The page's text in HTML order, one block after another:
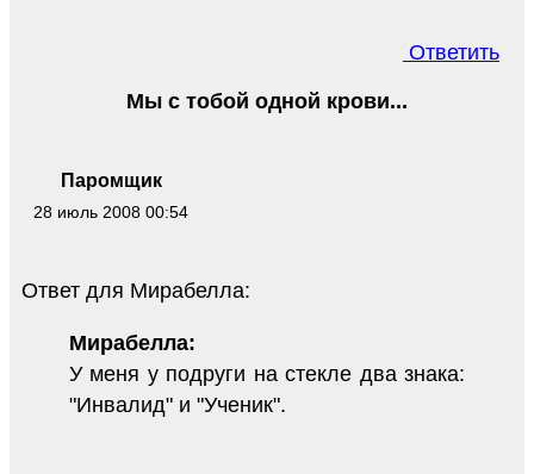
Ответить
Паромщик
28 июль 2008 00:54
Мы с тобой одной крови...
Ответ для Мирабелла:
Мирабелла:
У меня у подруги на стекле два знака:
"Инвалид" и "Ученик".